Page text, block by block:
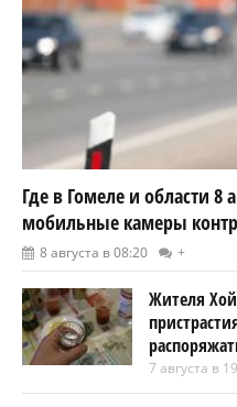
Где в Гомеле и области 8
мобильные камеры
8 августа в 08:20 +
Жителя
7 августа в